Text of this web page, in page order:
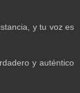
y tu voz es
y auténtico